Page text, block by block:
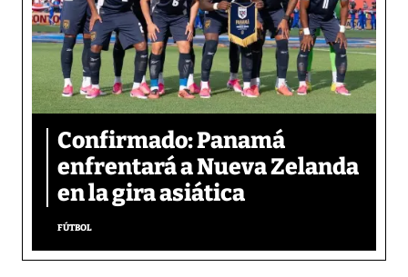
Confirmado: Panamá
enfrentará a Nueva Zelanda
en la gira asiática
FÚTBOL